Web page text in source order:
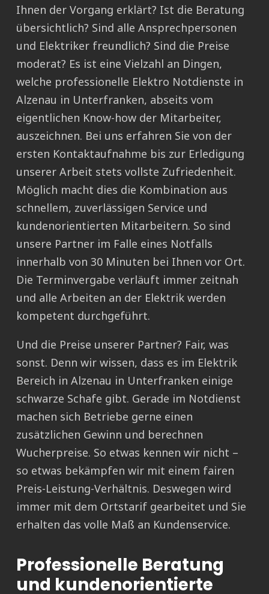
Ihnen der Vorgang erklärt? Ist die Beratung
übersichtlich? Sind alle Ansprechpersonen
und Elektriker freundlich? Sind die Preise
moderat? Es ist eine Vielzahl an Dingen,
welche professionelle Elektro Notdienste in
Alzenau in Unterfranken, abseits vom
eigentlichen Know-how der Mitarbeiter,
auszeichnen. Bei uns erfahren Sie von der
ersten Kontaktaufnahme bis zur Erledigung
unserer Arbeit stets vollste Zufriedenheit.
Möglich macht dies die Kombination aus
schnellem, zuverlässigen Service und
kundenorientierten Mitarbeitern. So sind
unsere Partner im Falle eines Notfalls
innerhalb von 30 Minuten bei Ihnen vor Ort.
Die Terminvergabe verläuft immer zeitnah
und alle Arbeiten an der Elektrik werden
kompetent durchgeführt.
Und die Preise unserer Partner? Fair, was
sonst. Denn wir wissen, dass es im Elektrik
Bereich in Alzenau in Unterfranken einige
schwarze Schafe gibt. Gerade im Notdienst
machen sich Betriebe gerne einen
zusätzlichen Gewinn und berechnen
Wucherpreise. So etwas kennen wir nicht –
so etwas bekämpfen wir mit einem fairen
Preis-Leistung-Verhältnis. Deswegen wird
immer mit dem Ortstarif gearbeitet und Sie
erhalten das volle Maß an Kundenservice.
Professionelle Beratung
und kundenorientierte